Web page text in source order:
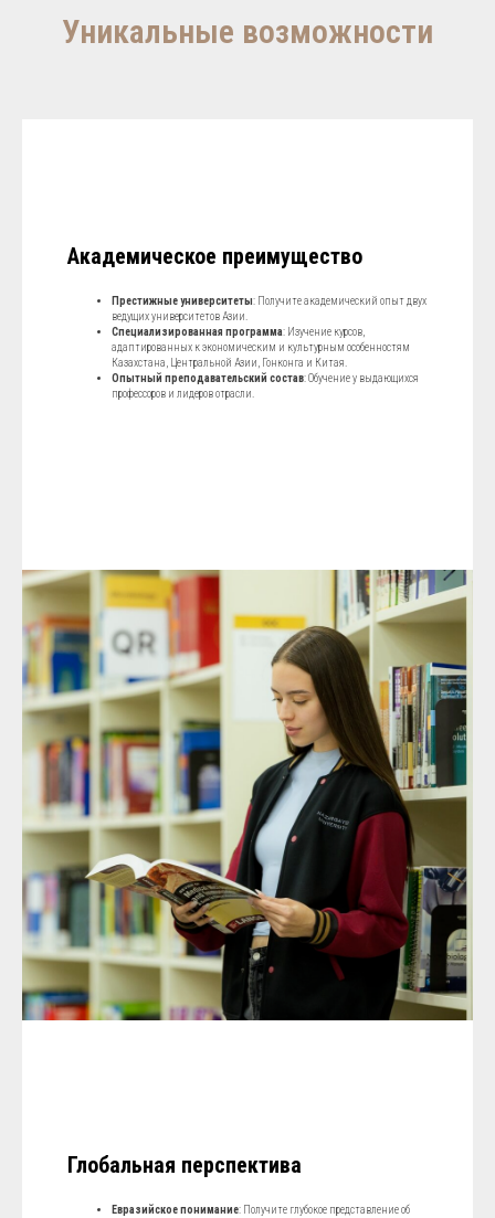
Уникальные возможности
Академическое преимущество
Престижные университеты: Получите академический опыт двух
ведущих университетов Азии.
Специализированная программа: Изучение курсов,
адаптированных к экономическим и культурным особенностям
Казахстана, Центральной Азии, Гонконга и Китая.
Опытный преподавательский состав: Обучение у выдающихся
профессоров и лидеров отрасли.
Глобальная перспектива
Евразийское понимание: Получите глубокое представление об